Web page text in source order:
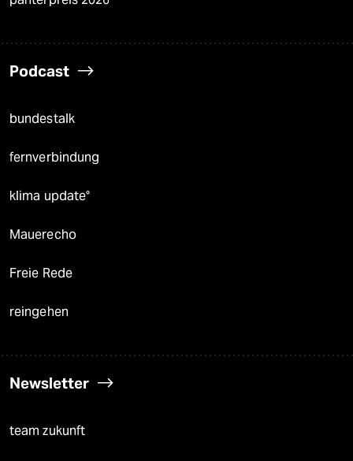
Podcast
bundestalk
fernverbindung
klima update°
Mauerecho
Freie Rede
reingehen
Newsletter
team zukunft